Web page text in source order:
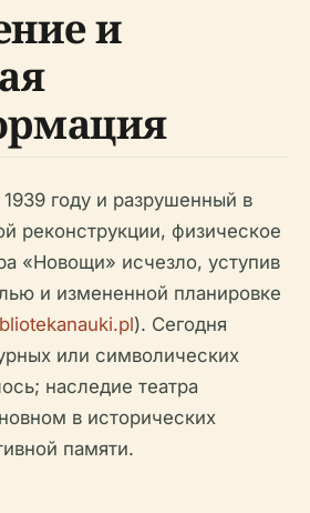
и
году и разрушенный в
реконструкции, физическое
«Новощи» исчезло, уступив
и измененной планировке
). Сегодня
или символических
наследие театра
в исторических
памяти.